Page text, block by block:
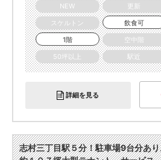
NEW
更新
スケルトン
飲食可
1階
空中階
50坪以上
駅近
詳細を見る
志村三丁目駅５分！駐車場9台分あ